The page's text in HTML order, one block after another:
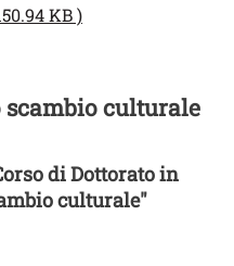
KB )Apri il link in una
scambio culturale
di Dottorato in
culturale"